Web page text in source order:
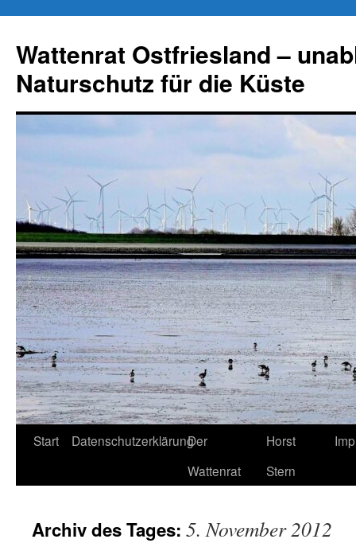
springen
Wattenrat Ostfriesland –
Naturschutz für die Küste
Start DatenschutzerklärungDer
Wattenrat
Horst
Stern
Archiv des Tages: 5. November 2012